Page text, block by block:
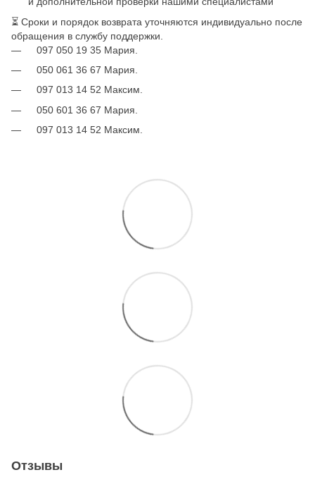
⏳ Сроки и порядок возврата уточняются индивидуально после
обращения в службу поддержки.
097 050 19 35 Мария.
050 061 36 67 Мария.
097 013 14 52 Максим.
050 601 36 67 Мария.
097 013 14 52 Максим.
Отзывы